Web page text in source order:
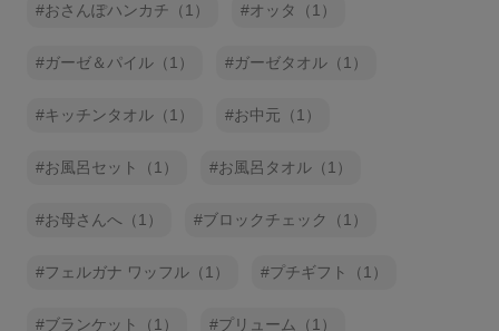
おさんぽハンカチ（1） オッタ（1）
ガーゼ＆パイル（1） ガーゼタオル（1）
キッチンタオル（1） お中元（1）
お風呂セット（1） お風呂タオル（1）
お母さんへ（1） ブロックチェック（1）
フェルガナ ワッフル（1） プチギフト（1）
ブランケット（1） プリューム（1）